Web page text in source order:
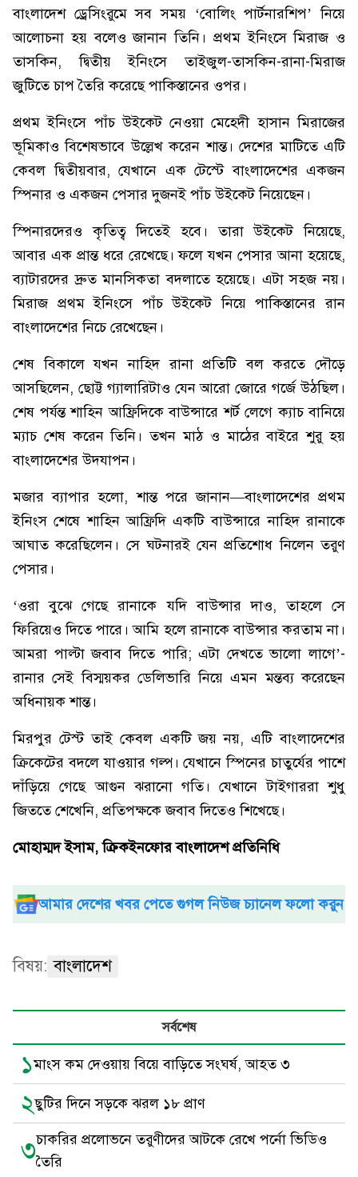
বাংলাদেশ ড্রেসিংরুমে সব সময় ‘বোলিং পার্টনারশিপ’ নিয়ে
আলোচনা হয় বলেও জানান তিনি। প্রথম ইনিংসে মিরাজ ও
তাসকিন, দ্বিতীয় ইনিংসে তাইজুল-তাসকিন-রানা-মিরাজ
জুটিতে চাপ তৈরি করেছে পাকিস্তানের ওপর।
প্রথম ইনিংসে পাঁচ উইকেট নেওয়া মেহেদী হাসান মিরাজের
ভূমিকাও বিশেষভাবে উল্লেখ করেন শান্ত। দেশের মাটিতে এটি
কেবল দ্বিতীয়বার, যেখানে এক টেস্টে বাংলাদেশের একজন
স্পিনার ও একজন পেসার দুজনই পাঁচ উইকেট নিয়েছেন।
স্পিনারদেরও কৃতিত্ব দিতেই হবে। তারা উইকেট নিয়েছে,
আবার এক প্রান্ত ধরে রেখেছে। ফলে যখন পেসার আনা হয়েছে,
ব্যাটারদের দ্রুত মানসিকতা বদলাতে হয়েছে। এটা সহজ নয়।
মিরাজ প্রথম ইনিংসে পাঁচ উইকেট নিয়ে পাকিস্তানের রান
বাংলাদেশের নিচে রেখেছেন।
শেষ বিকালে যখন নাহিদ রানা প্রতিটি বল করতে দৌড়ে
আসছিলেন, ছোট্ট গ্যালারিটাও যেন আরো জোরে গর্জে উঠছিল।
শেষ পর্যন্ত শাহিন আফ্রিদিকে বাউন্সারে শর্ট লেগে ক্যাচ বানিয়ে
ম্যাচ শেষ করেন তিনি। তখন মাঠ ও মাঠের বাইরে শুরু হয়
বাংলাদেশের উদযাপন।
মজার ব্যাপার হলো, শান্ত পরে জানান—বাংলাদেশের প্রথম
ইনিংস শেষে শাহিন আফ্রিদি একটি বাউন্সারে নাহিদ রানাকে
আঘাত করেছিলেন। সে ঘটনারই যেন প্রতিশোধ নিলেন তরুণ
পেসার।
‘ওরা বুঝে গেছে রানাকে যদি বাউন্সার দাও, তাহলে সে
ফিরিয়েও দিতে পারে। আমি হলে রানাকে বাউন্সার করতাম না।
আমরা পাল্টা জবাব দিতে পারি; এটা দেখতে ভালো লাগে’-
রানার সেই বিস্ময়কর ডেলিভারি নিয়ে এমন মন্তব্য করেছেন
অধিনায়ক শান্ত।
মিরপুর টেস্ট তাই কেবল একটি জয় নয়, এটি বাংলাদেশের
ক্রিকেটের বদলে যাওয়ার গল্প। যেখানে স্পিনের চাতুর্যের পাশে
দাঁড়িয়ে গেছে আগুন ঝরানো গতি। যেখানে টাইগাররা শুধু
জিততে শেখেনি, প্রতিপক্ষকে জবাব দিতেও শিখেছে।
মোহাম্মদ ইসাম, ক্রিকইনফোর বাংলাদেশ প্রতিনিধি
আমার দেশের খবর পেতে গুগল নিউজ চ্যানেল ফলো করুন
বিষয়: বাংলাদেশ
সর্বশেষ
১মাংস কম দেওয়ায় বিয়ে বাড়িতে সংঘর্ষ, আহত ৩
২ছুটির দিনে সড়কে ঝরল ১৮ প্রাণ
৩চাকরির প্রলোভনে তরুণীদের আটকে রেখে পর্নো ভিডিও
তৈরি